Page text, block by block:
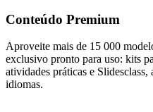
Conteúdo Premium
Aproveite mais de 15 000
exclusivo pronto para uso: kits
atividades práticas e
idiomas.